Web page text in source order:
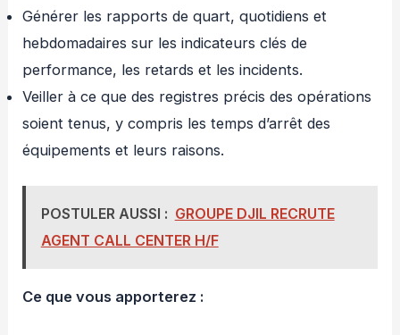
Générer les rapports de quart, quotidiens et
hebdomadaires sur les indicateurs clés de
performance, les retards et les incidents.
Veiller à ce que des registres précis des opérations
soient tenus, y compris les temps d’arrêt des
équipements et leurs raisons.
POSTULER AUSSI : GROUPE DJIL RECRUTE
AGENT CALL CENTER H/F
Ce que vous apporterez :